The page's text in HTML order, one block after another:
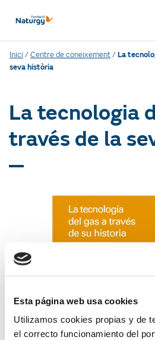
Esta página web usa cookies
Utilizamos cookies propias y de
el correcto funcionamiento del
Inici /Centre de coneixement/La
seva història
La tecnologia
través de la